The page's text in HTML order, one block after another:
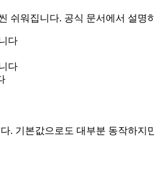
쉬워집니다. 공식 문서에서 설명
다
다
. 기본값으로도 대부분 동작하